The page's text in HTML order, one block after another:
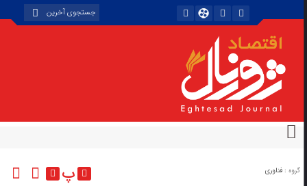
گروه : فناوری پ